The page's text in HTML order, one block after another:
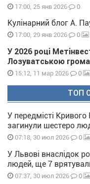
17:00, 25 янв 2026 0
Кулінарний блог А.
17:00, 29 янв 2026 0
У 2026 році
Лозуватською
15:12, 11 мар 2026 0
ТОП
У передмісті
загинули шестеро
07:18, 30 июл 2026 0
У Львові внаслідок
людей, ще 7
07:37, 30 июл 2026 0